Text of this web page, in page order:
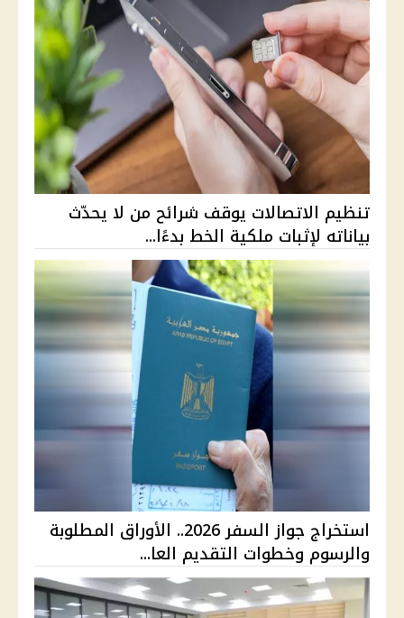
تنظيم الاتصالات يوقف شرائح من لا يحدّث
بياناته لإثبات ملكية الخط بدءًا...
استخراج جواز السفر 2026.. الأوراق المطلوبة
والرسوم وخطوات التقديم العا...